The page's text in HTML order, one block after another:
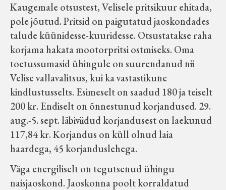
Kaugemale otsustest, Velisele pritsikuur ehitada,
pole jõutud. Pritsid on paigutatud jaoskondades
talude küünidesse-kuuridesse. Otsustatakse raha
korjama hakata mootorpritsi ostmiseks. Oma
toetussumasid ühingule on suurendanud nii
Velise vallavalitsus, kui ka vastastikune
kindlustusselts. Esimeselt on saadud 180 ja teiselt
200 kr. Endiselt on õnnestunud korjandused. 29.
aug.-5. sept. läbiviidud korjandusest on laekunud
117,84 kr. Korjandus on küll olnud laia
haardega, 45 korjanduslehega.
Väga energiliselt on tegutsenud ühingu
naisjaoskond. Jaoskonna poolt korraldatud